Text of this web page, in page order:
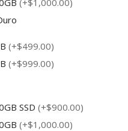
(+$1,000.00)
(+$499.00)
(+$999.00)
SSD (+$900.00)
(+$1,000.00)